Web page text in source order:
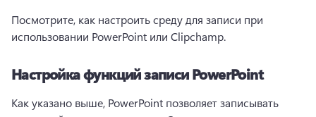
Посмотрите, как настроить среду для записи при
использовании PowerPoint или Clipchamp.
Настройка функций записи PowerPoint
Как указано выше, PowerPoint позволяет записывать